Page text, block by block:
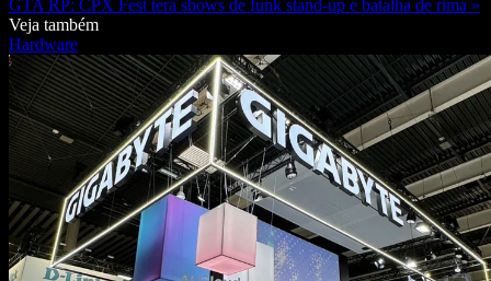
GTA RP: CPX Fest terá shows de funk stand-up e batalha de rima »
Veja também
Hardware